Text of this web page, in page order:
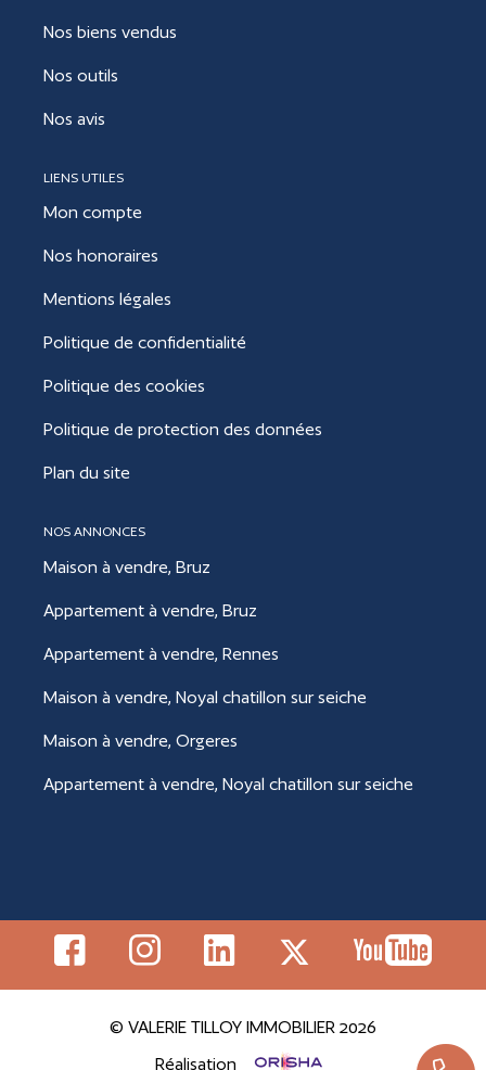
Nos biens vendus
Nos outils
Nos avis
LIENS UTILES
Mon compte
Nos honoraires
Mentions légales
Politique de confidentialité
Politique des cookies
Politique de protection des données
Plan du site
NOS ANNONCES
Maison à vendre, Bruz
Appartement à vendre, Bruz
Appartement à vendre, Rennes
Maison à vendre, Noyal chatillon sur seiche
Maison à vendre, Orgeres
Appartement à vendre, Noyal chatillon sur seiche
© VALERIE TILLOY IMMOBILIER 2026
Réalisation